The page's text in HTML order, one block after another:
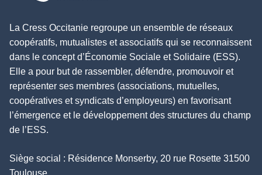
La Cress Occitanie regroupe un ensemble de réseaux
coopératifs, mutualistes et associatifs qui se reconnaissent
dans le concept d’Économie Sociale et Solidaire (ESS).
Elle a pour but de rassembler, défendre, promouvoir et
représenter ses membres (associations, mutuelles,
coopératives et syndicats d’employeurs) en favorisant
l’émergence et le développement des structures du champ
de l’ESS.
Siège social : Résidence Monserby, 20 rue Rosette 31500